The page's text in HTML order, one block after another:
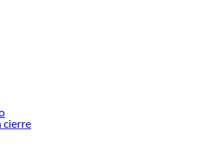
cierre